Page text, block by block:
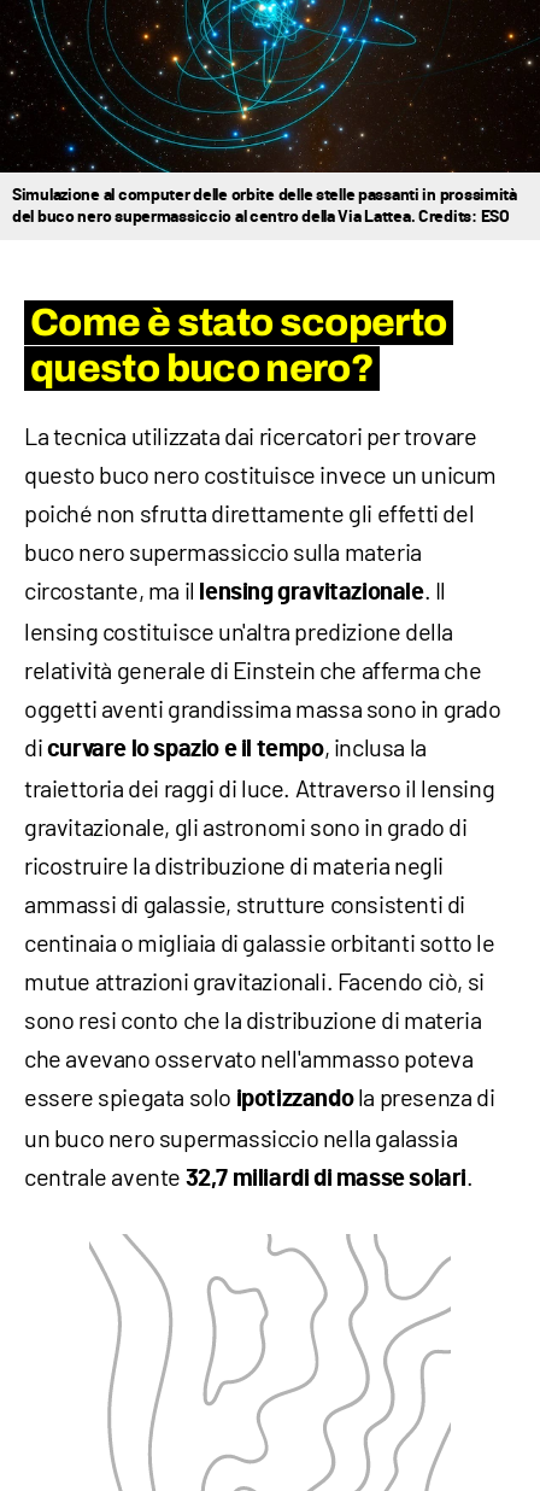
Simulazione al computer delle orbite delle stelle passanti in prossimità
del buco nero supermassiccio al centro della Via Lattea. Credits: ESO
Come è stato scoperto
questo buco nero?
La tecnica utilizzata dai ricercatori per trovare
questo buco nero costituisce invece un unicum
poiché non sfrutta direttamente gli effetti del
buco nero supermassiccio sulla materia
circostante, ma il lensing gravitazionale. Il
lensing costituisce un'altra predizione della
relatività generale di Einstein che afferma che
oggetti aventi grandissima massa sono in grado
di curvare lo spazio e il tempo, inclusa la
traiettoria dei raggi di luce. Attraverso il lensing
gravitazionale, gli astronomi sono in grado di
ricostruire la distribuzione di materia negli
ammassi di galassie, strutture consistenti di
centinaia o migliaia di galassie orbitanti sotto le
mutue attrazioni gravitazionali. Facendo ciò, si
sono resi conto che la distribuzione di materia
che avevano osservato nell'ammasso poteva
essere spiegata solo ipotizzandola presenza di
un buco nero supermassiccio nella galassia
centrale avente 32,7 miliardi di masse solari.